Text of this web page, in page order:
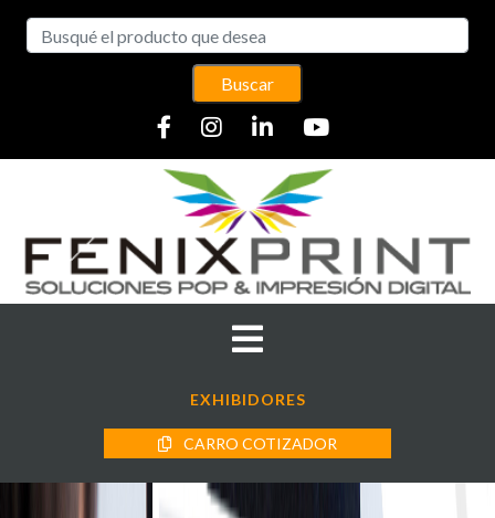
Buscar
EXHIBIDORES
CARRO COTIZADOR